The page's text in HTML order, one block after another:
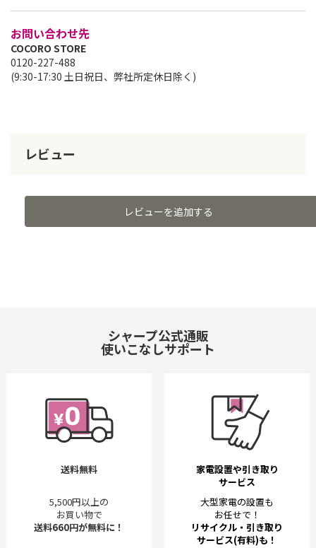
お問い合わせ先
COCORO STORE
0120-227-488
(9:30-17:30 土日祝日、弊社所定休日除く)
レビュー
レビューを追加する
シャープ公式通販
使いこなしサポート
送料無料
5,500円以上の
お買い物で
送料660円が無料に！
家電設置や引き取り
サービス
大型家電の設置も
お任せで！
リサイクル・引き取り
サービス(有料)も！